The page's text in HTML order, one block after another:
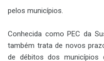
pelos municípios.
Conhecida como PEC da
também trata de novos
de débitos dos municípios